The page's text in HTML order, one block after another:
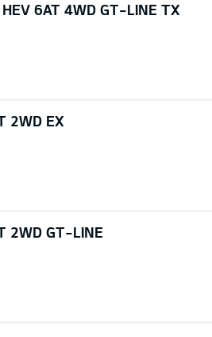
6AT 4WD GT-LINE TX
2WD EX
2WD GT-LINE